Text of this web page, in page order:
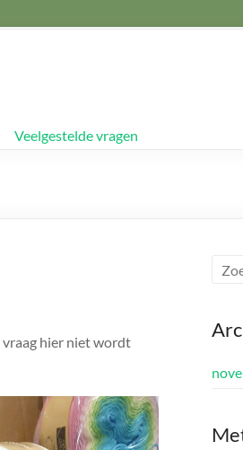
Veelgestelde vragen
hier niet wordt